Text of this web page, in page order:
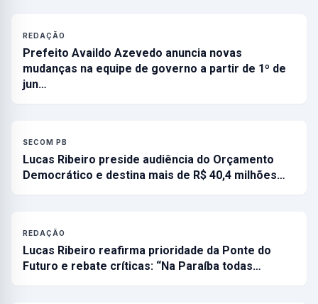
REDAÇÃO
Prefeito Availdo Azevedo anuncia novas
mudanças na equipe de governo a partir de 1º de
jun…
SECOM PB
Lucas Ribeiro preside audiência do Orçamento
Democrático e destina mais de R$ 40,4 milhões…
REDAÇÃO
Lucas Ribeiro reafirma prioridade da Ponte do
Futuro e rebate críticas: “Na Paraíba todas…